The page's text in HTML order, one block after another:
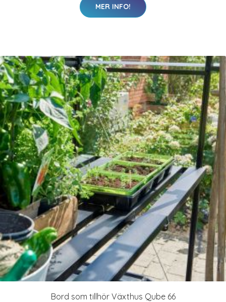
MER INFO!
Bord som tillhör Växthus Qube 66